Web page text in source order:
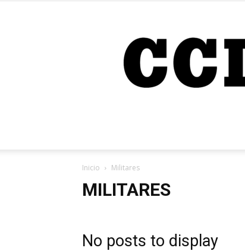
Inicio Militares
MILITARES
No posts to display